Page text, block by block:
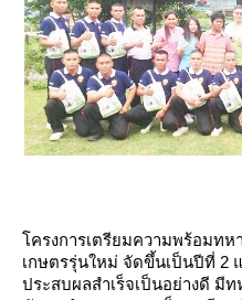
ครงการเตรียมความพร้อมทห
เกษตรรุ่นใหม่ จัดขึ้นเป็นปีที่ 2
ประสบผลสำเร็จเป็นอย่างดี มี